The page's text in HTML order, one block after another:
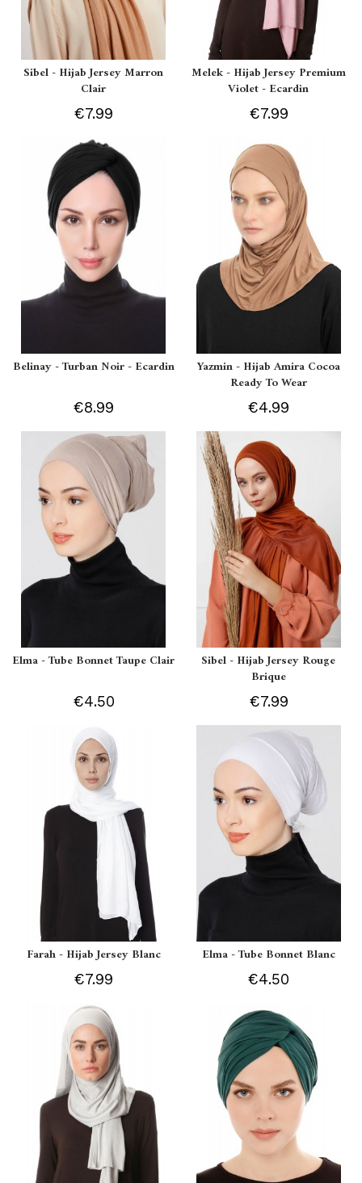
Sibel - Hijab Jersey Marron
Clair
€7.99
Melek - Hijab Jersey Premium
Violet - Ecardin
€7.99
Belinay - Turban Noir - Ecardin
€8.99
Yazmin - Hijab Amira Cocoa
Ready To Wear
€4.99
Elma - Tube Bonnet Taupe Clair
€4.50
Sibel - Hijab Jersey Rouge
Brique
€7.99
Farah - Hijab Jersey Blanc
€7.99
Elma - Tube Bonnet Blanc
€4.50